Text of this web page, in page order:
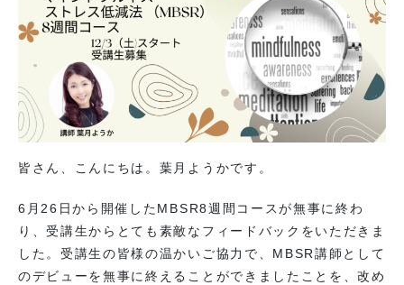
皆さん、こんにちは。葉月ようかです。
6月26日から開催したMBSR8週間コースが無事に終わ
り、受講生からとても素敵なフィードバックをいただきま
した。受講生の皆様の温かいご協力で、MBSR講師として
のデビューを無事に終えることができましたことを、改め